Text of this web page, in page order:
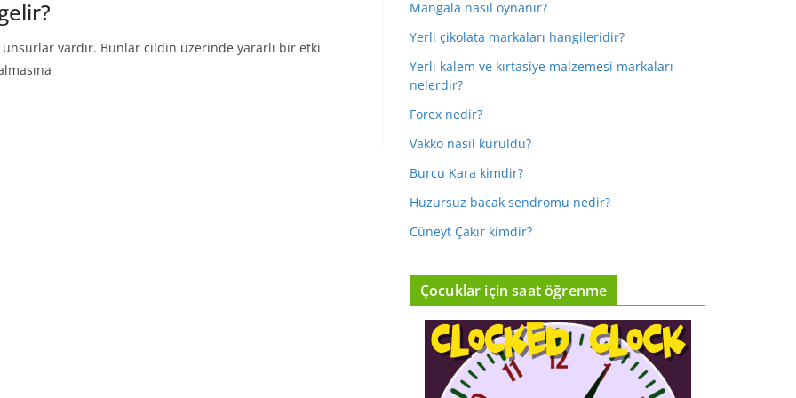
vardır. Bunlar cildin üzerinde yararlı bir etki
Mangala nasıl oynanır?
Yerli çikolata markaları hangileridir?
Yerli kalem ve kırtasiye malzemesi markaları
nelerdir?
Forex nedir?
Vakko nasıl kuruldu?
Burcu Kara kimdir?
Huzursuz bacak sendromu nedir?
Cüneyt Çakır kimdir?
Çocuklar için saat öğrenme